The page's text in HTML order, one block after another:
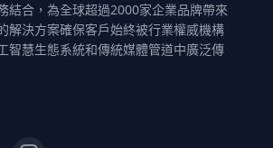
結合，為全球超過2000家企業品牌帶來
解決方案確保客戶始終被行業權威機構
智慧生態系統和傳統媒體管道中廣泛傳